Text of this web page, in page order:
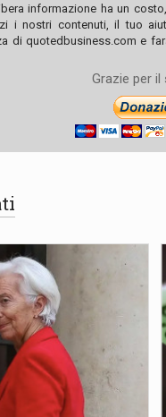
informazione ha un
i nostri contenuti, il tuo
di quotedbusiness.com e
Grazie per